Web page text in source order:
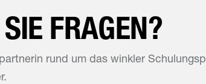
FRAGEN?
rund um das winkler